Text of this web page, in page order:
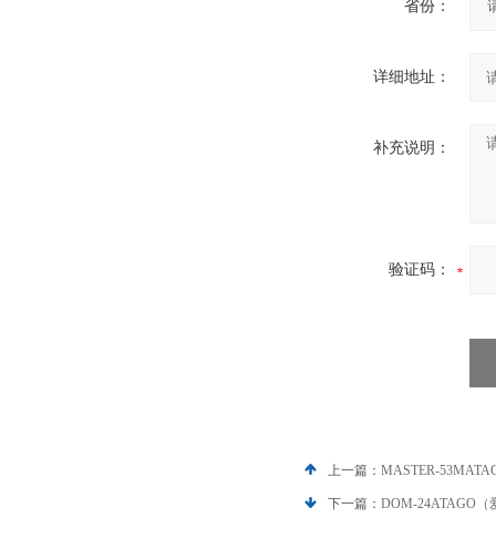
省份：
详细地址：
补充说明：
验证码：
上一篇： MASTER-
下一篇： DOM-24ATAGO（